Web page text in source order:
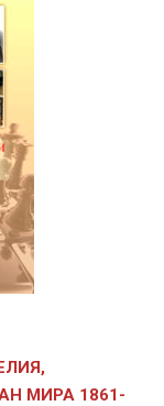
МИРА 1861-